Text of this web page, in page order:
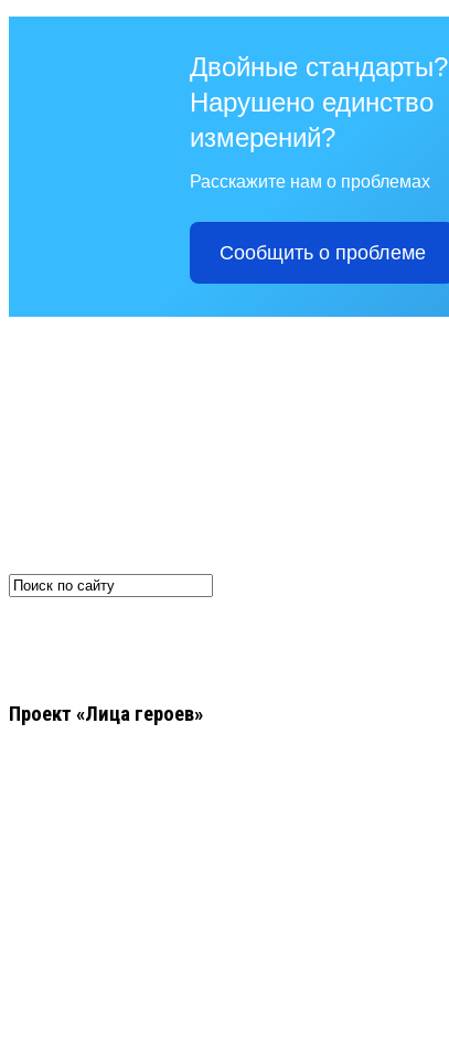
Двойные стандарты?
Нарушено единство
измерений?
Расскажите нам о проблемах
Сообщить о проблеме
Проект «Лица героев»